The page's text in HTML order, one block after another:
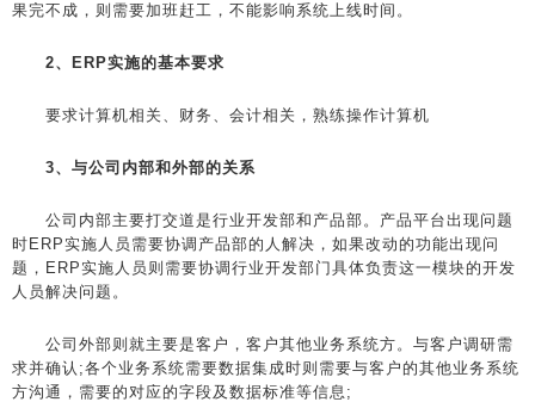
果完不成，则需要加班赶工，不能影响系统上线时间。
2、ERP实施的基本要求
要求计算机相关、财务、会计相关，熟练操作计算机
3、与公司内部和外部的关系
公司内部主要打交道是行业开发部和产品部。产品平台出现问题
时ERP实施人员需要协调产品部的人解决，如果改动的功能出现问
题，ERP实施人员则需要协调行业开发部门具体负责这一模块的开发
人员解决问题。
公司外部则就主要是客户，客户其他业务系统方。与客户调研需
求并确认;各个业务系统需要数据集成时则需要与客户的其他业务系统
方沟通，需要的对应的字段及数据标准等信息;